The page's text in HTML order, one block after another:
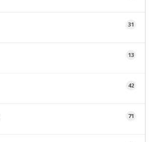
31
13
42
71